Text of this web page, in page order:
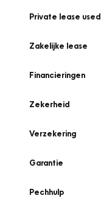
Private lease used
Zakelijke lease
Financieringen
Zekerheid
Verzekering
Garantie
Pechhulp